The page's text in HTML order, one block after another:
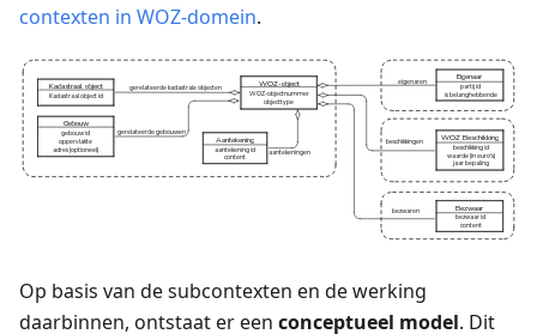
contexten in WOZ-domein.
Op basis van de subcontexten en de werking
daarbinnen, ontstaat er een conceptueel model. Dit